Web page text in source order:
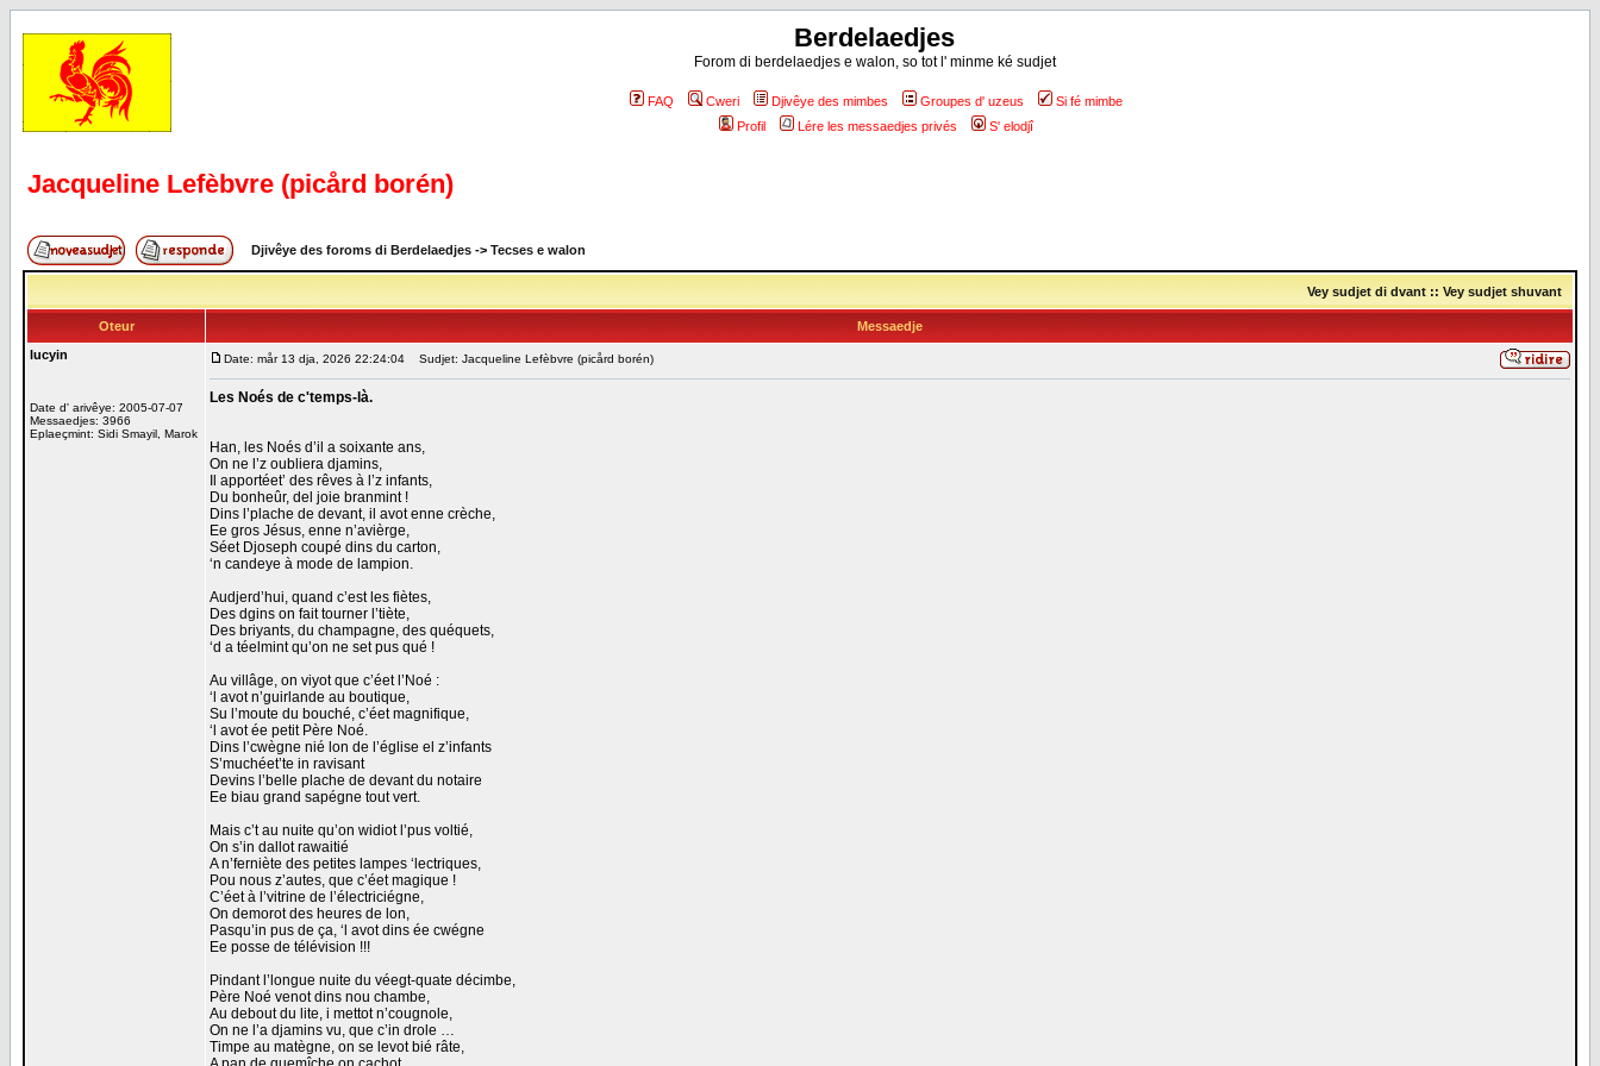
Berdelaedjes
Forom di berdelaedjes e walon, so tot l' minme ké sudjet
FAQ Cweri Djivêye des mimbes Groupes d' uzeus
Si fé mimbe
Profil
Lére les messaedjes privés S' elodjî
Jacqueline Lefèbvre (picård borén)
Djivêye des foroms di Berdelaedjes -> Tecses e walon
Vey sudjet di dvant :: Vey sudjet shuvant
Oteur
Messaedje
lucyin
Date d' arivêye: 2005-07-07
Messaedjes: 3966
Eplaeçmint: Sidi Smayil, Marok
Date: mår 13 dja, 2026 22:24:04 Sudjet: Jacqueline Lefèbvre (picård borén)
Les Noés de c'temps-là.
Han, les Noés d’il a soixante ans,
On ne l’z oubliera djamins,
Il apportéet’ des rêves à l’z infants,
Du bonheûr, del joie branmint !
Dins l’plache de devant, il avot enne crèche,
Ee gros Jésus, enne n’avièrge,
Séet Djoseph coupé dins du carton,
‘n candeye à mode de lampion.
Audjerd’hui, quand c’est les fiètes,
Des dgins on fait tourner l’tiète,
Des briyants, du champagne, des quéquets,
‘d a téelmint qu’on ne set pus qué !
Au villâge, on viyot que c’éet l’Noé :
‘l avot n’guirlande au boutique,
Su l’moute du bouché, c’éet magnifique,
‘l avot ée petit Père Noé.
Dins l’cwègne nié lon de l’église el z’infants
S’muchéet’te in ravisant
Devins l’belle plache de devant du notaire
Ee biau grand sapégne tout vert.
Mais c’t au nuite qu’on widiot l’pus voltié,
On s’in dallot rawaitié
A n’ferniète des petites lampes ‘lectriques,
Pou nous z’autes, que c’éet magique !
C’éet à l’vitrine de l’électriciégne,
On demorot des heures de lon,
Pasqu’in pus de ça, ‘l avot dins ée cwégne
Ee posse de télévision !!!
Pindant l’longue nuite du véegt-quate décimbe,
Père Noé venot dins nou chambe,
Au debout du lite, i mettot n’cougnole,
On ne l’a djamins vu, que c’in drole …
Timpe au matègne, on se levot bié râte,